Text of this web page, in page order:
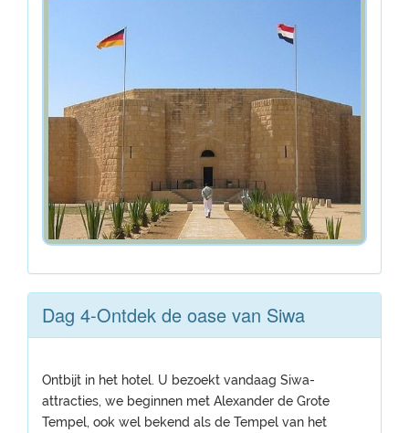
Dag 4-Ontdek de oase van Siwa
Ontbijt in het hotel. U bezoekt vandaag Siwa-
attracties, we beginnen met Alexander de Grote
Tempel, ook wel bekend als de Tempel van het